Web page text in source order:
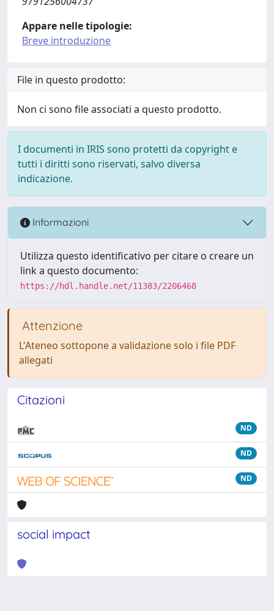
Appare nelle tipologie:
Breve introduzione
File in questo prodotto:
Non ci sono file associati a questo prodotto.
I documenti in IRIS sono protetti da copyright e
tutti i diritti sono riservati, salvo diversa
indicazione.
Informazioni
Utilizza questo identificativo per citare o creare un
link a questo documento:
https://hdl.handle.net/11383/2206468
Attenzione
L'Ateneo sottopone a validazione solo i file PDF
allegati
Citazioni
ND
ND
ND
social impact